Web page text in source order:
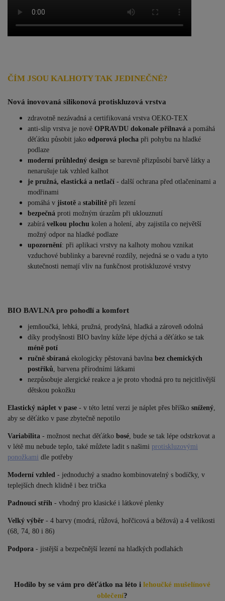
ČÍM JSOU KALHOTY TAK JEDINEČNÉ?
Nová inovovaná silikonová protiskluzová vrstva
zdravotně nezávadná a certifikovaná vrstva OEKO-TEX
anti-slip vrstva je nově OPRAVDU dokonale přilnavá a pomáhá
děťátku působit jako odporová plocha při pohybu na hladké
podlaze
moderní průhledný design se barevně přizpůsobí barvě látky a
nenarušuje tak vzhled kalhot
je pružná, elastická a netlačí - další ochrana před otlačeninami a
modřinami
pomáhá v jistotě a stabilitě při lezení
bezpečná proti možným úrazům při uklouznutí
zabírá velkou plochu kolen a holení, aby zajistila co největší
možný odpor na hladké podlaze
upozornění: při aplikaci vrstvy na kalhoty mohou vznikat
vzduchové bublinky a barevné rozdíly, nejedná se o vadu a tyto
skutečnosti nemají vliv na funkčnost protiskluzové vrstvy
BIO BAVLNA pro pohodlí a komfort
jemňoučká, lehká, pružná, prodyšná, hladká a zároveň odolná
díky prodyšnosti BIO bavlny kůže lépe dýchá a děťátko se tak
méně potí
ručně sbíraná ekologicky pěstovaná bavlna bez chemických
postřiků , barvena přírodními látkami
nezpůsobuje alergické reakce a je proto vhodná pro tu nejcitlivější
dětskou pokožku
Elastický náplet v pase - v této letní verzi je náplet přes bříško snížený
aby se děťátko v pase zbytečně nepotilo
Variabilita - možnost nechat děťátko bosé , bude se tak lépe odstrkovat a
v létě mu nebude teplo, také můžete ladit s našimi protiskluzovými
ponožkami dle potřeby
Moderní vzhled - jednoduchý a snadno kombinovatelný s bodíčky, v
teplejších dnech klidně i bez trička
Padnoucí střih - vhodný pro klasické i látkové plenky
Velký výběr - 4 barvy (modrá, růžová, hořčicová a béžová) a 4 velikosti
(68, 74, 80 i 86)
Podpora - jistější a bezpečnější lezení na hladkých podlahách
Hodilo by se vám pro děťátko na léto ilehoučké mušelínové
oblečení?